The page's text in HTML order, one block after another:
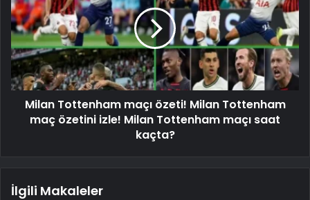
Milan Tottenham maçı özeti! Milan Tottenham
maç özetini izle! Milan Tottenham maçı saat
kaçta?
İlgili Makaleler